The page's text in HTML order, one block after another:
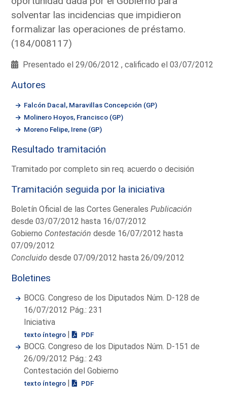
solventar las incidencias que impidieron
formalizar las operaciones de préstamo.
(184/008117)
Presentado el 29/06/2012 , calificado el 03/07/2012
Autores
Falcón Dacal, Maravillas Concepción (GP)
Molinero Hoyos, Francisco (GP)
Moreno Felipe, Irene (GP)
Resultado tramitación
Tramitado por completo sin req. acuerdo o decisión
Tramitación seguida por la iniciativa
Boletín Oficial de las Cortes GeneralesPublicación
desde 03/07/2012 hasta 16/07/2012
Gobierno Contestación desde 16/07/2012 hasta
07/09/2012
Concluido desde 07/09/2012 hasta 26/09/2012
Boletines
BOCG. Congreso de los Diputados Núm. D-128 de
16/07/2012 Pág.: 231
Iniciativa
texto íntegro | PDF
BOCG. Congreso de los Diputados Núm. D-151 de
26/09/2012 Pág.: 243
Contestación del Gobierno
texto íntegro | PDF